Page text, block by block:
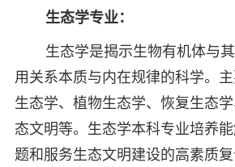
生态学专业：
生态学是揭示生物有机体与
用关系本质与内在规律的科学。
生态学、植物生态学、恢复生态
态文明等。生态学本科专业培养
题和服务生态文明建设的高素质